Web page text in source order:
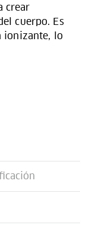
crear
cuerpo. Es
ionizante, lo